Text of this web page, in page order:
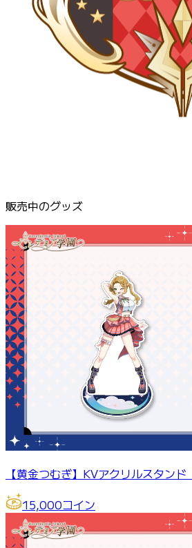
販売中のグッズ
【黄金つむぎ】KVアクリルスタンド
15,000コイン